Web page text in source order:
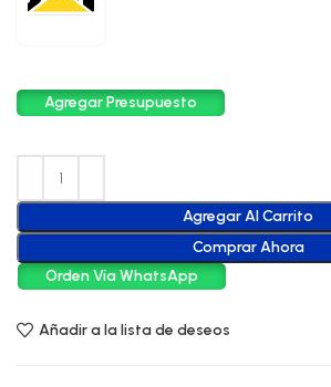
Agregar Presupuesto
Agregar Al Carrito
Comprar Ahora
Orden Vía WhatsApp
Añadir a la lista de deseos